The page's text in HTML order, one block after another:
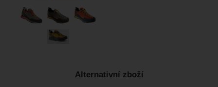
Alternativní zboží